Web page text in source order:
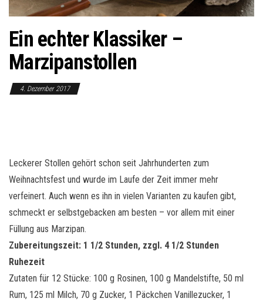
n
Ein echter Klassiker –
Marzipanstollen
4. Dezember 2017
Leckerer Stollen gehört schon seit Jahrhunderten zum
Weihnachtsfest und wurde im Laufe der Zeit immer mehr
verfeinert. Auch wenn es ihn in vielen Varianten zu kaufen gibt,
schmeckt er selbstgebacken am besten – vor allem mit einer
Füllung aus Marzipan.
Zubereitungszeit: 1 1/2 Stunden, zzgl. 4 1/2 Stunden
Ruhezeit
Zutaten für 12 Stücke: 100 g Rosinen, 100 g Mandelstifte, 50 ml
Rum, 125 ml Milch, 70 g Zucker, 1 Päckchen Vanillezucker, 1